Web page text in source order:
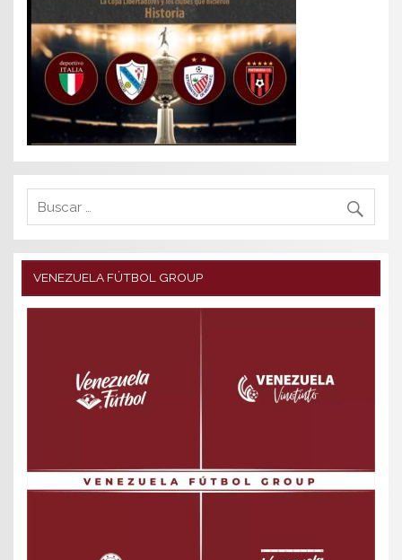
VENEZUELA FÚTBOL GROUP